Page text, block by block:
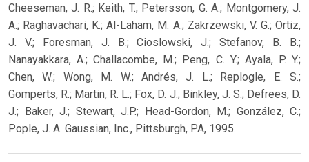
Cheeseman, J. R.; Keith, T.; Petersson, G. A.; Montgomery, J.
A.; Raghavachari, K.; Al-Laham, M. A.; Zakrzewski, V. G.; Ortiz,
J. V.; Foresman, J. B.; Cioslowski, J.; Stefanov, B. B.;
Nanayakkara, A.; Challacombe, M.; Peng, C. Y.; Ayala, P. Y.;
Chen, W.; Wong, M. W.; Andrés, J. L.; Replogle, E. S.;
Gomperts, R.; Martin, R. L.; Fox, D. J.; Binkley, J. S.; Defrees, D.
J.; Baker, J.; Stewart, J.P.; Head-Gordon, M.; González, C.;
Pople, J. A. Gaussian, Inc., Pittsburgh, PA, 1995.